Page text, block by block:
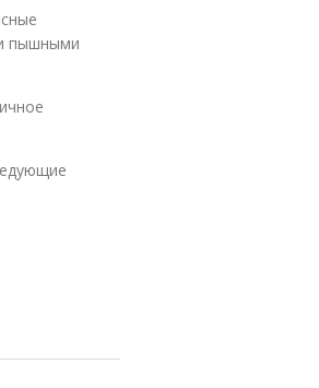
пышными